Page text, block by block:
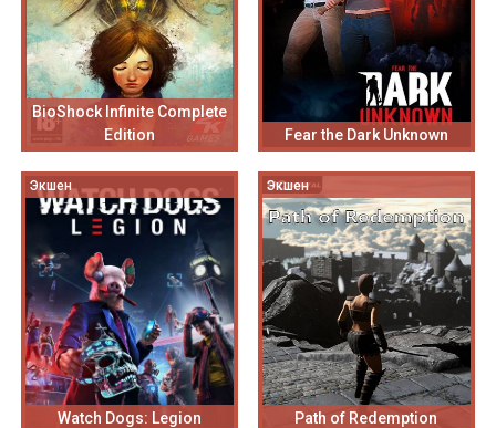
BioShock Infinite Complete
Edition
Fear the Dark Unknown
Экшен
Watch Dogs: Legion
Экшен
Path of Redemption